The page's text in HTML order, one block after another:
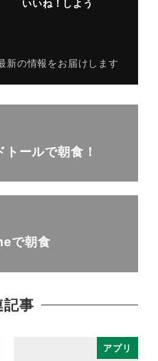
いいね！しよう
新の情報をお届けします
ールで朝食！
で朝食
事
アプリ